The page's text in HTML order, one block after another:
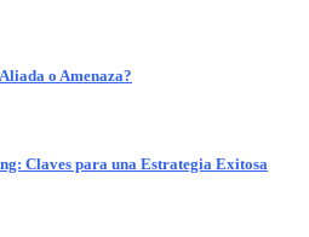
o Amenaza?
Claves para una Estrategia Exitosa